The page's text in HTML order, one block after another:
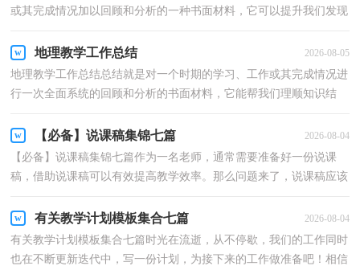
或其完成情况加以回顾和分析的一种书面材料，它可以提升我们发现
地理教学工作总结 2026-08-05
地理教学工作总结总结就是对一个时期的学习、工作或其完成情况进
行一次全面系统的回顾和分析的书面材料，它能帮我们理顺知识结
【必备】说课稿集锦七篇 2026-08-04
【必备】说课稿集锦七篇作为一名老师，通常需要准备好一份说课
稿，借助说课稿可以有效提高教学效率。那么问题来了，说课稿应该
有关教学计划模板集合七篇 2026-08-04
有关教学计划模板集合七篇时光在流逝，从不停歇，我们的工作同时
也在不断更新迭代中，写一份计划，为接下来的工作做准备吧！相信